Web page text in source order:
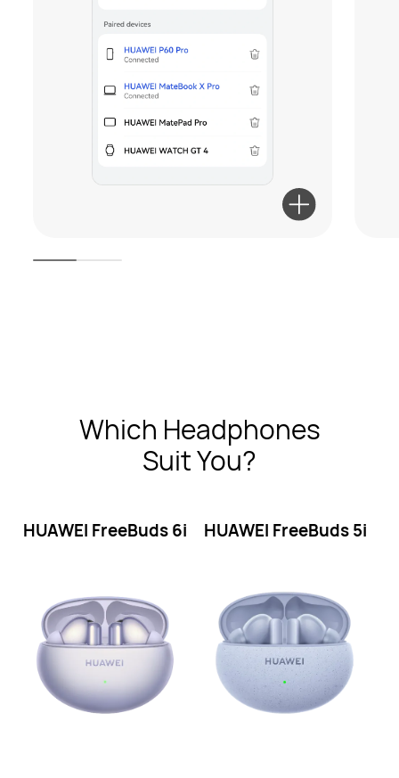
Which Headphones
Suit You?
HUAWEI FreeBuds6i HUAWEI FreeBuds5i